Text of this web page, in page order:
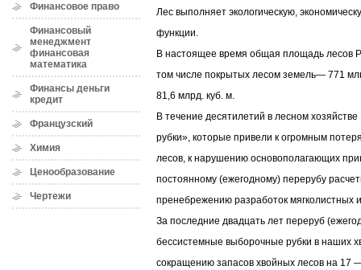
Финансовое право
Финансовый
менеджмент
финансовая
математика
Финансы деньги
кредит
Французский
Химия
Ценообразование
Чертежи
Лес выполняет экологическую,
функции.
В настоящее время общая площадь лесов
том числе покрытых лесом земель— 771
81,6 млрд. куб. м.
В течение десятилетий в лесном
рубки», которые привели к огромным
лесов, к нарушению основополагающих
постоянному (ежегодному) перерубу
пренебрежению разработок мягколистных
За последние двадцать лет переруб
бессистемные выборочные рубки в наших
сокращению запасов хвойных лесов на 17